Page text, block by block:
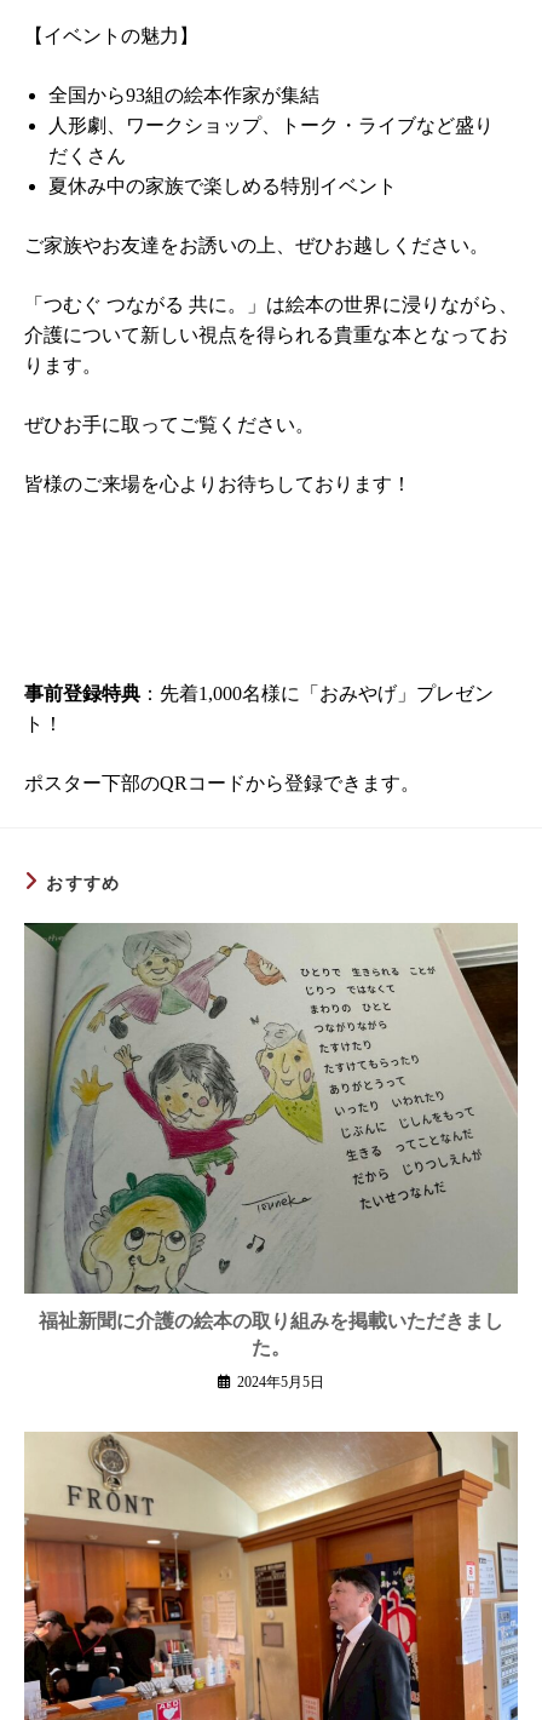
【イベントの魅力】
全国から93組の絵本作家が集結
人形劇、ワークショップ、トーク・ライブなど盛り
だくさん
夏休み中の家族で楽しめる特別イベント
ご家族やお友達をお誘いの上、ぜひお越しください。
「つむぐ つながる 共に。」は絵本の世界に浸りながら、
介護について新しい視点を得られる貴重な本となってお
ります。
ぜひお手に取ってご覧ください。
皆様のご来場を心よりお待ちしております！
事前登録特典 ：先着1,000名様に「おみやげ」プレゼン
ト！
ポスター下部のQRコードから登録できます。
おすすめ
福祉新聞に介護の絵本の取り組みを掲載いただきまし
た。
2024年5月5日